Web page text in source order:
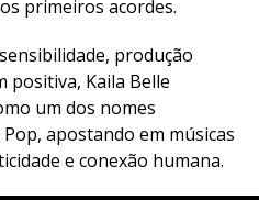
primeiros acordes.
produção
positiva, Kaila Belle
um dos nomes
apostando em músicas
e conexão humana.